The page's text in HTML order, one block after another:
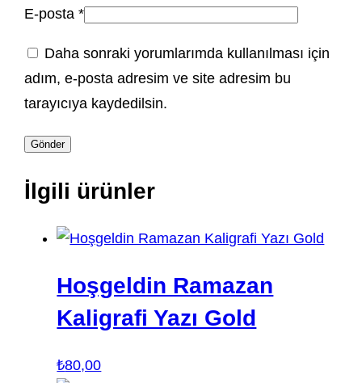
E-posta*
Daha sonraki yorumlarımda kullanılması için
adım, e-posta adresim ve site adresim bu
tarayıcıya kaydedilsin.
İlgili ürünler
Hoşgeldin Ramazan
Kaligrafi Yazı Gold
₺80,00